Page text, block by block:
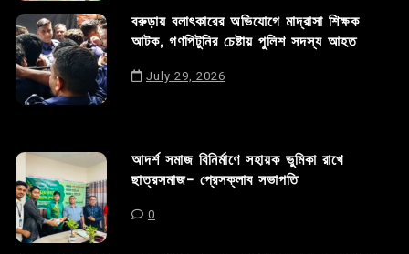
বরুড়ায় বলাৎকারের অভিযোগে মাদ্রাসা শিক্ষক
আটক, গণপিটুনির চেষ্টায় পুলিশ সদস্য আহত
July 29, 2026
আদর্শ সমাজ বিনির্মাণে সহায়ক ভুমিকা রাখে
ছাত্রসমাজ- প্রেসক্লাব সভাপতি
0